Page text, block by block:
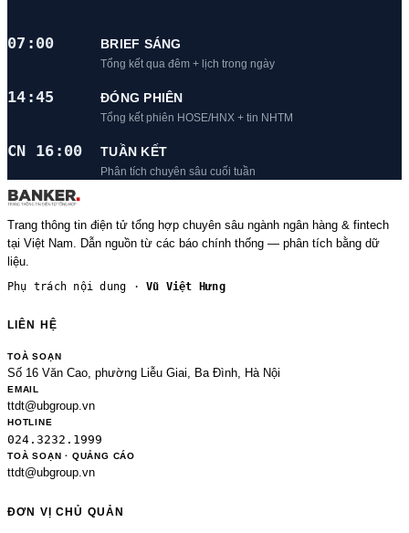
07:00 BRIEF SÁNG
Tổng kết qua đêm + lịch trong ngày
14:45 ĐÓNG PHIÊN
Tổng kết phiên HOSE/HNX + tin NHTM
CN 16:00 TUẦN KẾT
Phân tích chuyên sâu cuối tuần
Trang thông tin điện tử tổng hợp chuyên sâu ngành ngân hàng & fintech
tại Việt Nam. Dẫn nguồn từ các báo chính thống — phân tích bằng dữ
liệu.
Phụ trách nội dung ·Vũ Việt Hưng
LIÊN HỆ
TOÀ SOẠN
Số 16 Văn Cao, phường Liễu Giai, Ba Đình, Hà Nội
EMAIL
ttdt@ubgroup.vn
HOTLINE
024.3232.1999
TOÀ SOẠN · QUẢNG CÁO
ttdt@ubgroup.vn
ĐƠN VỊ CHỦ QUẢN